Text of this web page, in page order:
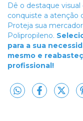
Dê o destaque
conquiste a atenção
Proteja sua
Polipropileno.
para a sua
mesmo e
profissional!